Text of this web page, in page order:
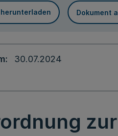
herunterladen Dokument
30.07.2024
zur